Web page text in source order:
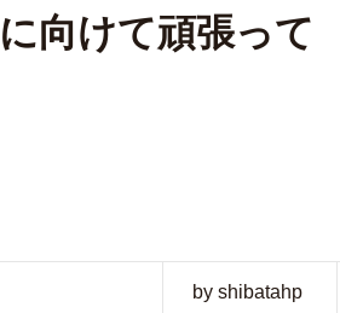
向けて頑張って
by shibatahp